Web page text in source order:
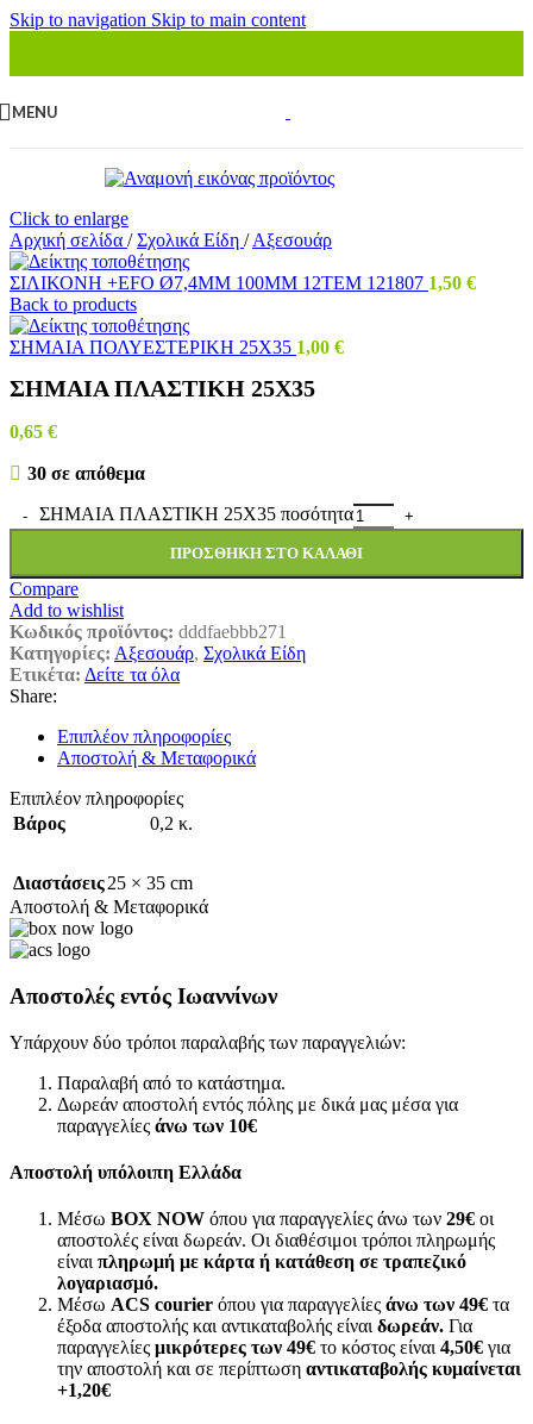
Skip to navigation Skip to main content
MENU
Click to enlarge
Αρχική σελίδα / Σχολικά Είδη / Αξεσουάρ
ΣΙΛΙΚΟΝΗ +ΕFΟ Ø7,4ΜΜ 100ΜΜ 12ΤΕΜ 121807 1,50 €
Back to products
ΣΗΜΑΙΑ ΠΟΛΥΕΣΤΕΡΙΚΗ 25Χ35 1,00 €
ΣΗΜΑΙΑ ΠΛΑΣΤΙΚΗ 25Χ35
0,65 €
30 σε απόθεμα
ΣΗΜΑΙΑ ΠΛΑΣΤΙΚΗ 25Χ35 ποσότητα
ΠΡΟΣΘΉΚΗ ΣΤΟ ΚΑΛΆΘΙ
Compare
Add to wishlist
Κωδικός προϊόντος: dddfaebbb271
Κατηγορίες: Αξεσουάρ, Σχολικά Είδη
Ετικέτα: Δείτε τα όλα
Share:
Επιπλέον πληροφορίες
Αποστολή & Μεταφορικά
Επιπλέον πληροφορίες
Βάρος
0,2 κ.
Διαστάσεις25 × 35 cm
Αποστολή & Μεταφορικά
Αποστολές εντός Ιωαννίνων
Υπάρχουν δύο τρόποι παραλαβής των παραγγελιών:
Παραλαβή από το κατάστημα.
Δωρεάν αποστολή εντός πόλης με δικά μας μέσα για
παραγγελίες άνω των 10€
Αποστολή υπόλοιπη Ελλάδα
Μέσω BOX NOW όπου για παραγγελίες άνω των 29€ οι
αποστολές είναι δωρεάν. Οι διαθέσιμοι τρόποι πληρωμής
είναι πληρωμή με κάρτα ή κατάθεση σε τραπεζικό
λογαριασμό.
Μέσω ACS courier όπου για παραγγελίες άνω των 49€ τα
έξοδα αποστολής και αντικαταβολής είναι δωρεάν. Για
παραγγελίες μικρότερες των 49€ το κόστος είναι 4,50€ για
την αποστολή και σε περίπτωση αντικαταβολής κυμαίνεται
+1,20€